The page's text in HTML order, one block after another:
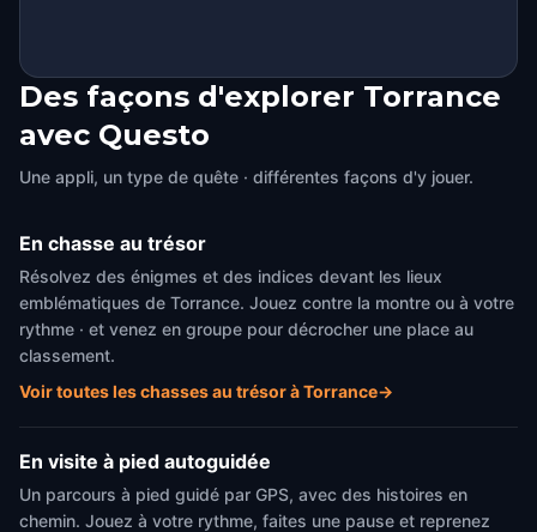
Des façons d'explorer Torrance
avec Questo
Une appli, un type de quête · différentes façons d'y jouer.
En chasse au trésor
Résolvez des énigmes et des indices devant les lieux
emblématiques de Torrance. Jouez contre la montre ou à votre
rythme · et venez en groupe pour décrocher une place au
classement.
Voir toutes les chasses au trésor à Torrance→
En visite à pied autoguidée
Un parcours à pied guidé par GPS, avec des histoires en
chemin. Jouez à votre rythme, faites une pause et reprenez